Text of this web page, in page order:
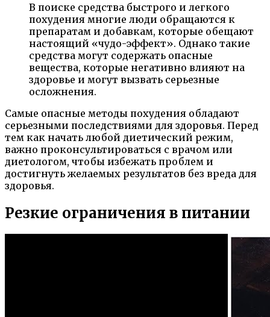
В поиске средства быстрого и легкого
похудения многие люди обращаются к
препаратам и добавкам, которые обещают
настоящий «чудо-эффект». Однако такие
средства могут содержать опасные
вещества, которые негативно влияют на
здоровье и могут вызвать серьезные
осложнения.
Самые опасные методы похудения обладают
серьезными последствиями для здоровья. Перед
тем как начать любой диетический режим,
важно проконсультироваться с врачом или
диетологом, чтобы избежать проблем и
достигнуть желаемых результатов без вреда для
здоровья.
Резкие ограничения в питании